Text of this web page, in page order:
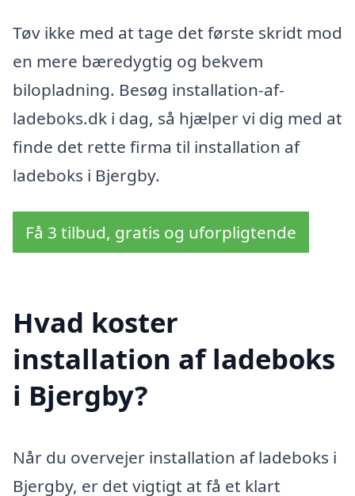
Tøv ikke med at tage det første skridt mod
en mere bæredygtig og bekvem
bilopladning. Besøg installation-af-
ladeboks.dk i dag, så hjælper vi dig med at
finde det rette firma til installation af
ladeboks i Bjergby.
Få 3 tilbud, gratis og uforpligtende
Hvad koster
installation af ladeboks
i Bjergby?
Når du overvejer installation af ladeboks i
Bjergby, er det vigtigt at få et klart